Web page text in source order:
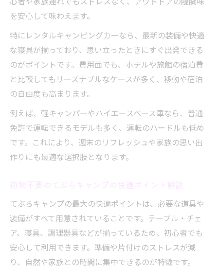
車種ごとの維持費比較とてぶらキャンプ活
キャンピングカー選びで注目したい装備や
費用
てぶらキャンプ向きキャンピングカーの維
ール
普通免許で運転できるてぶらキャンプ対応
車両の条件
普通免許で安心して楽しむキャンピングカ
ーポイント
てぶらキャンプ向け車両の免許区分と選び
方
初心者も安心の普通免許対応てぶらキャン
を安心して味わえます。
特にレンタルキャンピングカーなら、最新の装備や快適
な寝具が揃っており、思い立ったときにすぐ出発できる
のがポイントです。費用面でも、ホテルや旅館の宿泊費
と比較してもリーズナブルなケースが多く、移動や宿泊
の自由度も高まります。
例えば、軽キャンパーやハイエースベース車なら、普通
免許で運転できるモデルも多く、運転のハードルも低め
です。これにより、週末のリフレッシュや家族の思い出
作りにも最適な選択肢となります。
てぶらキャンプの最大の快適ポイントは、必要な道具や
装備がすべて用意されていることです。テーブル・チェ
ア、寝具、調理器具などが揃っているため、初心者でも
安心して利用できます。準備や片付けのストレスが減
り、自然や家族との時間に集中できるのが特徴です。